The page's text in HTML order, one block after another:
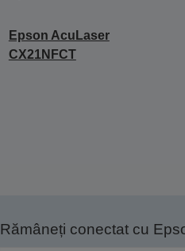
Epson AcuLaser
CX21NFCT
Rămâneți conectat cu